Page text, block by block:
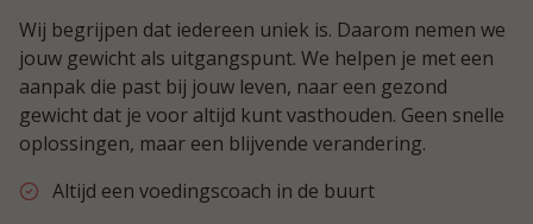
Wij begrijpen dat iedereen uniek is. Daarom nemen we
jouw gewicht als uitgangspunt. We helpen je met een
aanpak die past bij jouw leven, naar een gezond
gewicht dat je voor altijd kunt vasthouden. Geen snelle
oplossingen, maar een blijvende verandering.
Altijd een voedingscoach in de buurt